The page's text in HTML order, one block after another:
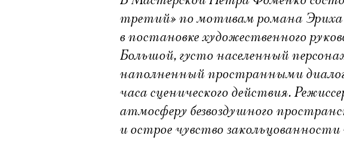
третий» по мотивам романа Эриха
в постановке художественного
Большой, густо населенный
наполненный пространными
часа сценического действия.
атмосферу безвоздушного
и острое чувство